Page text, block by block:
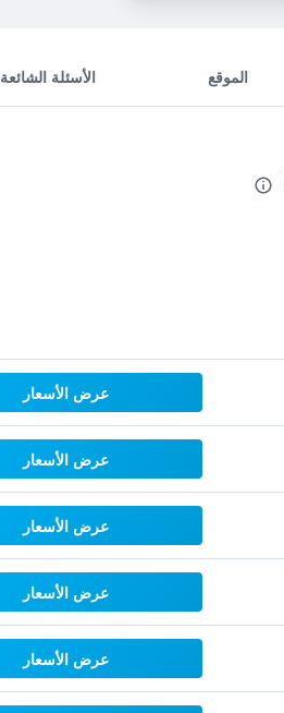
الموقع الأسئلة الشائعة
عرض الأسعار
عرض الأسعار
عرض الأسعار
عرض الأسعار
عرض الأسعار